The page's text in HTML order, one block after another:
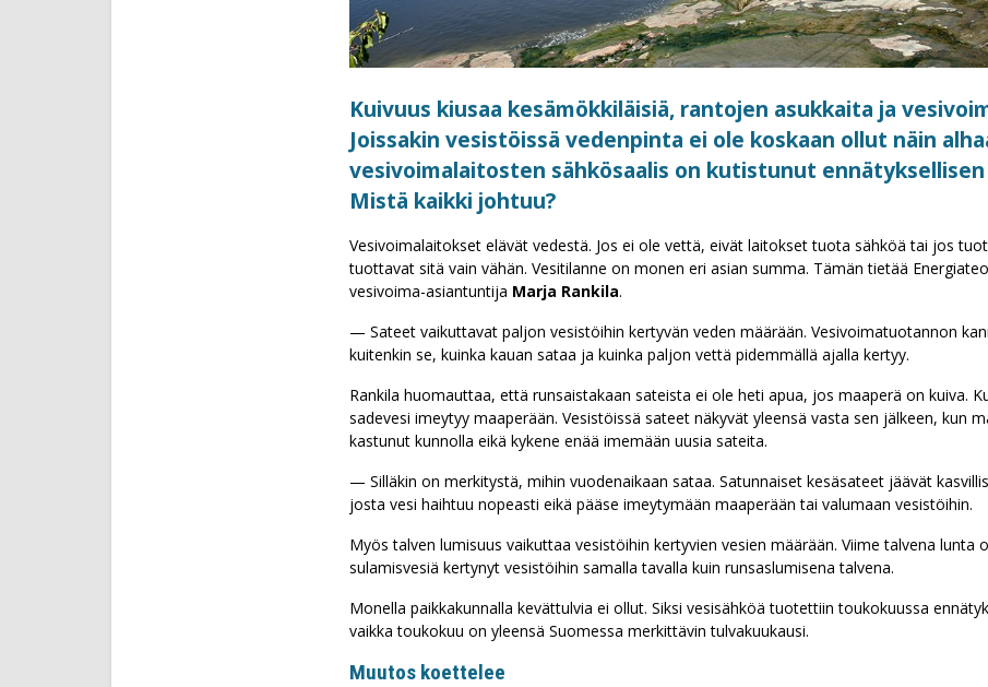
Kuivuus kiusaa kesämökkiläisiä, rantojen asukkaita ja
Joissakin vesistöissä vedenpinta ei ole koskaan ollut näin
vesivoimalaitosten sähkösaalis on kutistunut
Mistä kaikki johtuu?
Vesivoimalaitokset elävät vedestä. Jos ei ole vettä, eivät laitokset tuota sähköä tai jos
tuottavat sitä vain vähän. Vesitilanne on monen eri asian summa. Tämän tietää
vesivoima-asiantuntija Marja Rankila.
— Sateet vaikuttavat paljon vesistöihin kertyvän veden määrään. Vesivoimatuotannon
kuitenkin se, kuinka kauan sataa ja kuinka paljon vettä pidemmällä ajalla kertyy.
Rankila huomauttaa, että runsaistakaan sateista ei ole heti apua, jos maaperä on kuiva.
sadevesi imeytyy maaperään. Vesistöissä sateet näkyvät yleensä vasta sen jälkeen, kun
kastunut kunnolla eikä kykene enää imemään uusia sateita.
— Silläkin on merkitystä, mihin vuodenaikaan sataa. Satunnaiset kesäsateet jäävät
josta vesi haihtuu nopeasti eikä pääse imeytymään maaperään tai valumaan vesistöihin.
Myös talven lumisuus vaikuttaa vesistöihin kertyvien vesien määrään. Viime talvena lunta
sulamisvesiä kertynyt vesistöihin samalla tavalla kuin runsaslumisena talvena.
Monella paikkakunnalla kevättulvia ei ollut. Siksi vesisähköä tuotettiin toukokuussa
vaikka toukokuu on yleensä Suomessa merkittävin tulvakuukausi.
Muutos koettelee